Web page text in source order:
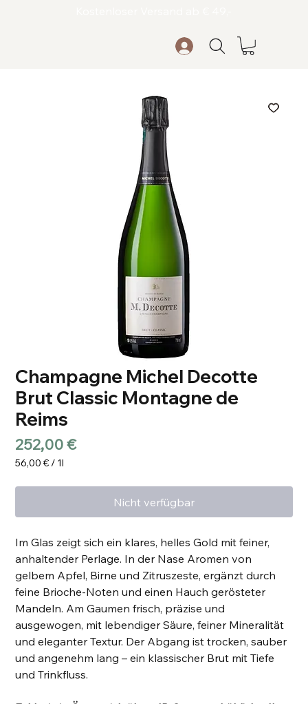
Champagne Michel Decotte
Brut Classic Montagne de
Reims
252,00 €Preis
56,00 € / 1l
pro
Liter
Nicht verfügbar
Im Glas zeigt sich ein klares, helles Gold mit feiner,
anhaltender Perlage. In der Nase Aromen von
gelbem Apfel, Birne und Zitruszeste, ergänzt durch
feine Brioche-Noten und einen Hauch gerösteter
Mandeln. Am Gaumen frisch, präzise und
ausgewogen, mit lebendiger Säure, feiner Mineralität
und eleganter Textur. Der Abgang ist trocken, sauber
und angenehm lang – ein klassischer Brut mit Tiefe
und Trinkfluss.